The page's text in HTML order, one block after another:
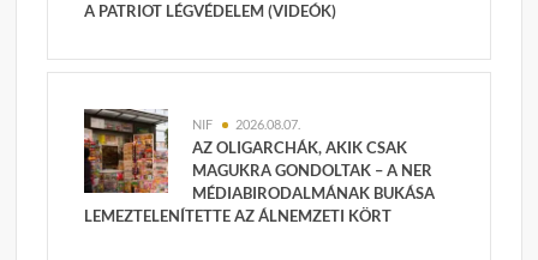
A PATRIOT LÉGVÉDELEM (VIDEÓK)
NIF 2026.08.07.
AZ OLIGARCHÁK, AKIK CSAK
MAGUKRA GONDOLTAK – A NER
MÉDIABIRODALMÁNAK BUKÁSA
LEMEZTELENÍTETTE AZ ÁLNEMZETI KÖRT